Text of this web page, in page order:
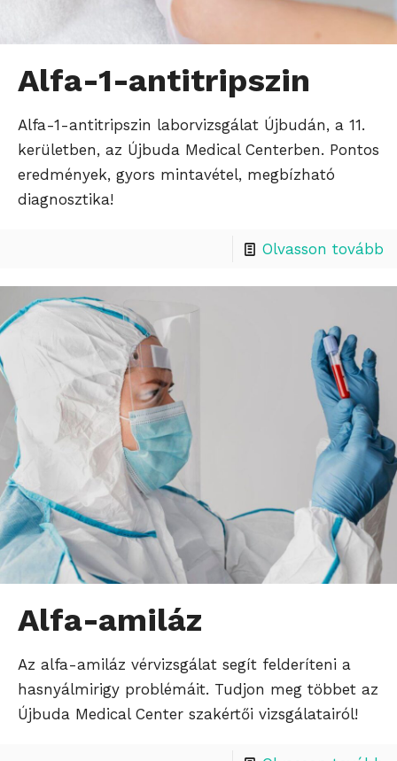
Alfa-1-antitripszin
Alfa-1-antitripszin laborvizsgálat Újbudán, a 11.
kerületben, az Újbuda Medical Centerben. Pontos
eredmények, gyors mintavétel, megbízható
diagnosztika!
Olvasson tovább
Alfa-amiláz
Az alfa-amiláz vérvizsgálat segít felderíteni a
hasnyálmirigy problémáit. Tudjon meg többet az
Újbuda Medical Center szakértői vizsgálatairól!